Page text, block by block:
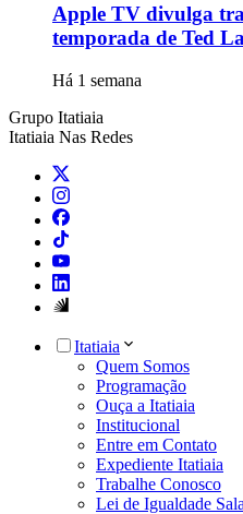
Apple TV divulga
temporada de Ted
Há 1 semana
Grupo Itatiaia
Itatiaia Nas Redes
Itatiaia
Quem Somos
Programação
Ouça a Itatiaia
Institucional
Entre em Contato
Expediente Itatiaia
Trabalhe Conosco
Lei de Igualdade